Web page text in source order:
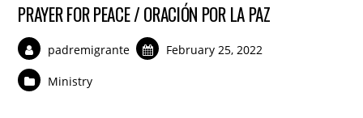
PRAYER FOR PEACE / ORACIÓN POR LA PAZ
padremigrante February 25, 2022
Ministry